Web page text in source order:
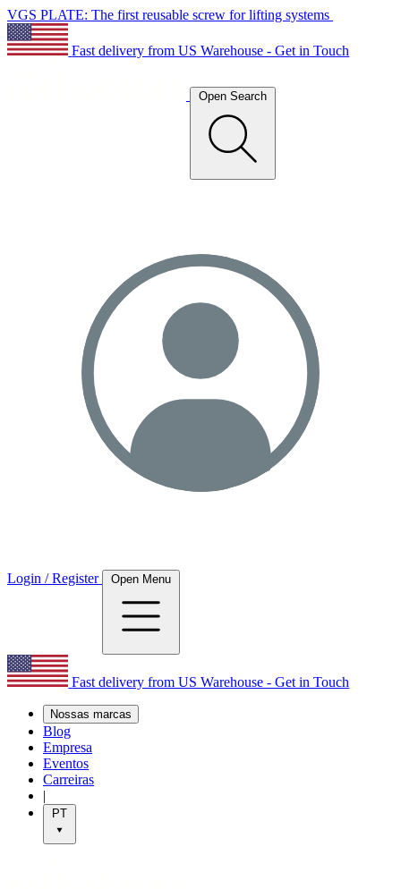
VGS PLATE: The first reusable screw for lifting systems
Fast delivery from US Warehouse - Get in Touch
Open Search
Login / Register Open Menu
Fast delivery from US Warehouse - Get in Touch
Nossas marcas
Blog
Empresa
Eventos
Carreiras
|
PT